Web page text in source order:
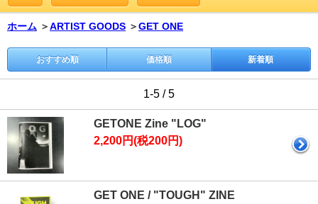
ホーム ＞ARTIST GOODS ＞GET ONE
おすすめ順 価格順 新着順
1-5 / 5
GETONE Zine "LOG"
2,200円(税200円)
GET ONE / "TOUGH" ZINE